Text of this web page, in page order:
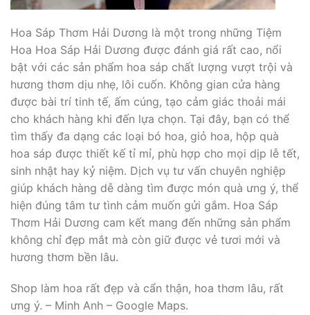
Hoa Sáp Thơm Hải Dương là một trong những Tiệm
Hoa Hoa Sáp Hải Dương được đánh giá rất cao, nổi
bật với các sản phẩm hoa sáp chất lượng vượt trội và
hương thơm dịu nhẹ, lôi cuốn. Không gian cửa hàng
được bài trí tinh tế, ấm cúng, tạo cảm giác thoải mái
cho khách hàng khi đến lựa chọn. Tại đây, bạn có thể
tìm thấy đa dạng các loại bó hoa, giỏ hoa, hộp quà
hoa sáp được thiết kế tỉ mỉ, phù hợp cho mọi dịp lễ tết,
sinh nhật hay kỷ niệm. Dịch vụ tư vấn chuyên nghiệp
giúp khách hàng dễ dàng tìm được món quà ưng ý, thể
hiện đúng tâm tư tình cảm muốn gửi gắm. Hoa Sáp
Thơm Hải Dương cam kết mang đến những sản phẩm
không chỉ đẹp mắt mà còn giữ được vẻ tươi mới và
hương thơm bền lâu.
Shop làm hoa rất đẹp và cẩn thận, hoa thơm lâu, rất
ưng ý. – Minh Anh – Google Maps.